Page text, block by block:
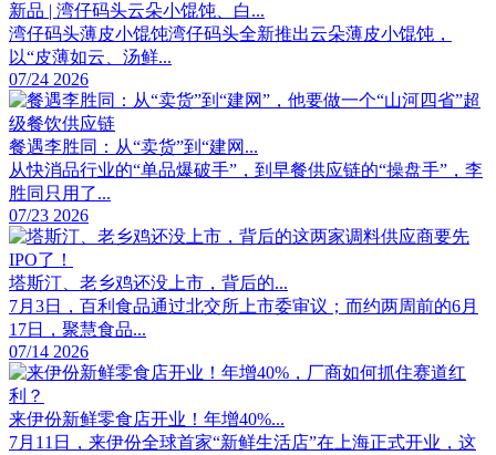
新品 | 湾仔码头云朵小馄饨、白...
湾仔码头薄皮小馄饨湾仔码头全新推出云朵薄皮小馄饨，
以“皮薄如云、汤鲜...
07/24 2026
餐遇李胜同：从“卖货”到“建网...
从快消品行业的“单品爆破手”，到早餐供应链的“操盘手”，李
胜同只用了...
07/23 2026
塔斯汀、老乡鸡还没上市，背后的...
7月3日，百利食品通过北交所上市委审议；而约两周前的6月
17日，聚慧食品...
07/14 2026
来伊份新鲜零食店开业！年增40%...
7月11日，来伊份全球首家“新鲜生活店”在上海正式开业，这